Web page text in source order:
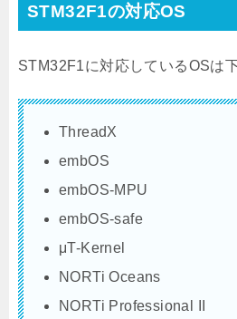
STM32F1の対応OS
STM32F1に対応しているOSは
ThreadX
embOS
embOS-MPU
embOS-safe
μT-Kernel
NORTi Oceans
NORTi Professional II